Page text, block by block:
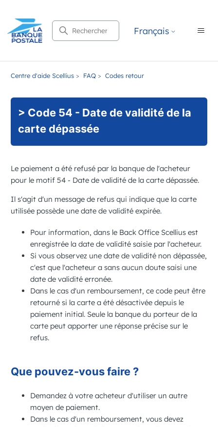
Recherche Français
Centre d'aide Scellius FAQ Codes retour
> Code 54 - Date de validité de la
carte dépassée
Le paiement a été refusé par la banque de l'acheteur
pour le motif54 - Date de validité de la carte dépassée.
Il s'agit d'un message de refus qui indique que la carte
utilisée possède une date de validité expirée.
Pour information, dans le Back Office Scellius est
enregistrée la date de validité saisie par l'acheteur.
Si vous observez une date de validité non dépassée,
c'est que l'acheteur asans aucun doute saisi une
date de validité erronée.
Dans le cas d'un remboursement, ce code peut être
retourné si la carte a été désactivée depuis le
paiement initial. Seule la banque du porteur de la
carte peut apporter une réponse précise sur le
refus.
Que pouvez-vous faire ?
Demandez à votre acheteur d'utiliser un autre
moyen de paiement.
Dans le cas d'un remboursement, vous devez